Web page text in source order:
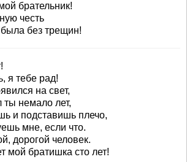
брательник!
честь
без трещин!
я тебе рад!
на свет,
ты немало лет,
и подставишь плечо,
мне, если что.
дорогой человек.
мой братишка сто лет!